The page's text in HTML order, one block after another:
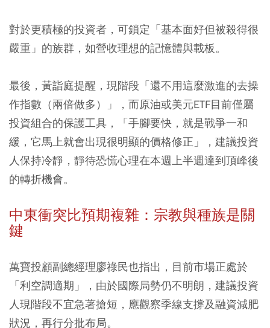
對於更積極的投資者，可鎖定「基本面好但被殺得很
嚴重」的族群，如營收理想的記憶體與載板。
最後，黃詣庭提醒，現階段「還不用這麼激進的去操
作指數（兩倍做多）」，而原油或美元ETF目前僅屬
投資組合的保護工具，「手腳要快，就是戰爭一和
緩，它馬上就會出現很明顯的價格修正」，建議投資
人保持冷靜，靜待恐慌心理在本週上半週達到頂峰後
的轉折機會。
中東衝突比預期複雜：宗教與種族是關
鍵
萬寶投顧副總經理廖祿民也指出，目前市場正處於
「利空調適期」，由於國際局勢仍不明朗，建議投資
人現階段不宜急著搶短，應觀察季線支撐及融資減肥
狀況，再行分批布局。